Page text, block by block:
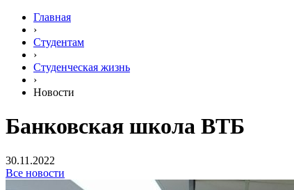
Главная
›
Студентам
›
Студенческая жизнь
›
Новости
Банковская школа ВТБ
30.11.2022
Все новости